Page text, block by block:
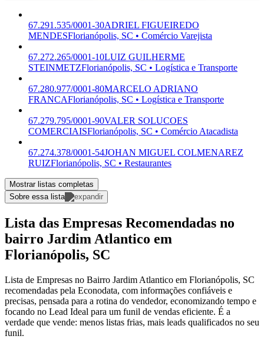
67.291.535/0001-30ADRIEL FIGUEIREDO
MENDESFlorianópolis, SC • Comércio Varejista
67.272.265/0001-10LUIZ GUILHERME
STEINMETZFlorianópolis, SC • Logística e Transporte
67.280.977/0001-80MARCELO ADRIANO
FRANCAFlorianópolis, SC • Logística e Transporte
67.279.795/0001-90VALER SOLUCOES
COMERCIAISFlorianópolis, SC • Comércio Atacadista
67.274.378/0001-54JOHAN MIGUEL COLMENAREZ
RUIZFlorianópolis, SC • Restaurantes
Mostrar listas completas
Sobre essa lista
Lista das Empresas Recomendadas no
bairro Jardim Atlantico em
Florianópolis, SC
Lista de Empresas no Bairro Jardim Atlantico em Florianópolis, SC
recomendadas pela Econodata, com informações confiáveis e
precisas, pensada para a rotina do vendedor, economizando tempo e
focando no Lead Ideal para um funil de vendas eficiente. É a
verdade que vende: menos listas frias, mais leads qualificados no seu
funil.